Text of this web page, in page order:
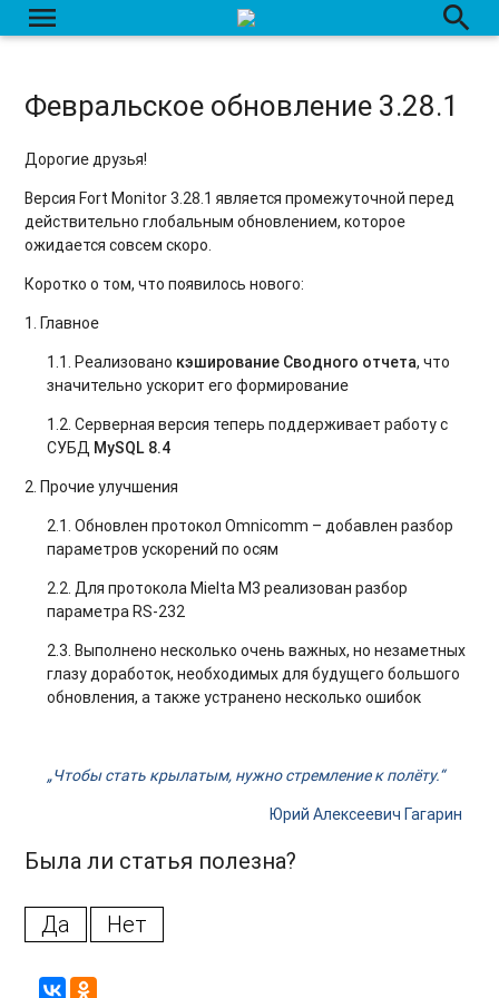
menu
Июльское обновление 3.13.0
Обновление 3.11.1
Обновление 3.11.0
Обновление 3.10.1
Обновление 3.10.0
Обновление 3.9.0
search
Февральское обновление 3.28.1
Дорогие друзья!
Версия Fort Monitor 3.28.1 является промежуточной перед
действительно глобальным обновлением, которое
ожидается совсем скоро.
Коротко о том, что появилось нового:
1. Главное
1.1. Реализовано кэширование Сводного отчета, что
значительно ускорит его формирование
1.2. Серверная версия теперь поддерживает работу с
СУБД MySQL 8.4
2. Прочие улучшения
2.1. Обновлен протокол Omnicomm – добавлен разбор
параметров ускорений по осям
2.2. Для протокола Mielta M3 реализован разбор
параметра RS-232
2.3. Выполнено несколько очень важных, но незаметных
глазу доработок, необходимых для будущего большого
обновления, а также устранено несколько ошибок
„Чтобы стать крылатым, нужно стремление к полёту.“
Юрий Алексеевич Гагарин
Была ли статья полезна?
Да Нет